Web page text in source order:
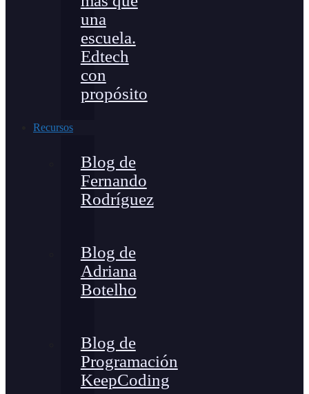
una
escuela.
Edtech
con
propósito
Recursos
Blog de
Fernando
Rodríguez
Blog de
Adriana
Botelho
Blog de
Programación
KeepCoding